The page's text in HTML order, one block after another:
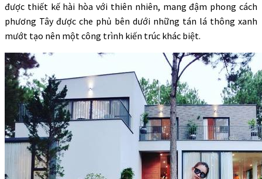
được thiết kế hài hòa với thiên nhiên, mang đậm phong cách
phương Tây được che phủ bên dưới những tán lá thông xanh
mướt tạo nên một công trình kiến trúc khác biệt.